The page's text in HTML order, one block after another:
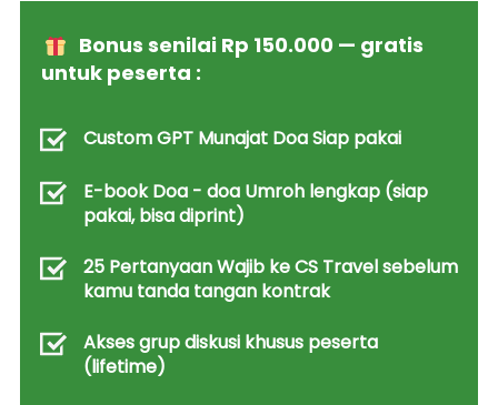
   Bonus senilai Rp 150.000 — gratis
untuk peserta :
Custom GPT Munajat Doa Siap pakai
E-book Doa - doa Umroh lengkap (siap
pakai, bisa diprint)
25 Pertanyaan Wajib ke CS Travel sebelum
kamu tanda tangan kontrak
Akses grup diskusi khusus peserta
(lifetime)